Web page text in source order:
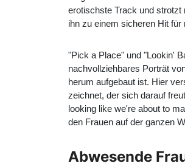
erotischste Track und strotzt
ihn zu einem sicheren Hit
"Pick a Place" und "Lookin'
nachvollziehbares Porträt
herum aufgebaut ist. Hier
zeichnet, der sich darauf
looking like we're about to
den Frauen auf der ganzen
Abwesende